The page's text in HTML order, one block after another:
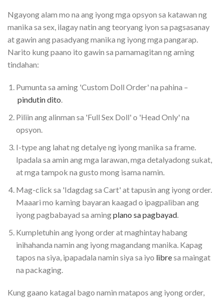
Ngayong alam mo na ang iyong mga opsyon sa katawan ng
manika sa sex, ilagay natin ang teoryang iyon sa pagsasanay
at gawin ang pasadyang manika ng iyong mga pangarap.
Narito kung paano ito gawin sa pamamagitan ng aming
tindahan:
Pumunta sa aming 'Custom Doll Order' na pahina –
pindutin dito.
Piliin ang alinman sa 'Full Sex Doll' o 'Head Only' na
opsyon.
I-type ang lahat ng detalye ng iyong manika sa frame.
Ipadala sa amin ang mga larawan, mga detalyadong sukat,
at mga tampok na gusto mong isama namin.
Mag-click sa 'Idagdag sa Cart' at tapusin ang iyong order.
Maaari mo kaming bayaran kaagad o ipagpaliban ang
iyong pagbabayad sa amingplano sa pagbayad.
Kumpletuhin ang iyong order at maghintay habang
inihahanda namin ang iyong magandang manika. Kapag
tapos na siya, ipapadala namin siya sa iyo libresa maingat
na packaging.
Kung gaano katagal bago namin matapos ang iyong order,